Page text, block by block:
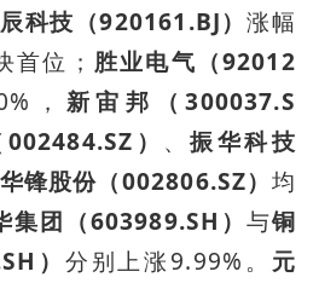
科技（920161.BJ）涨幅
首位； 胜业电气（92012
， 新宙邦（300037.S
） 、振华科技
华锋股份（002806.SZ） 均
集团（603989.SH） 与铜
） 分别上涨9.99%。 元